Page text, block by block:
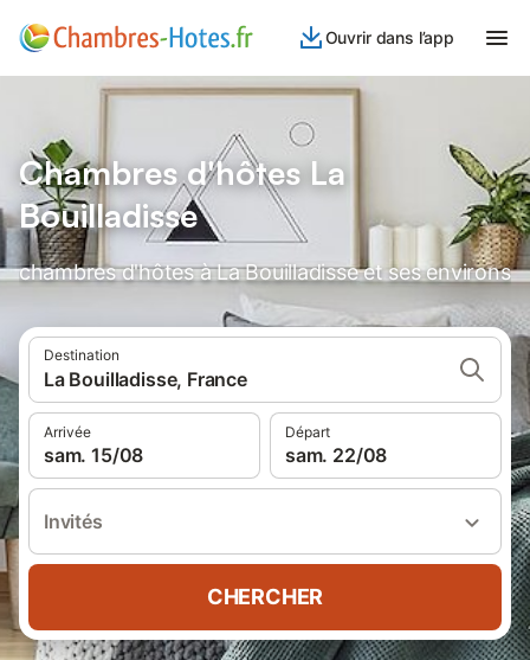
Ouvrir dans l’app
Chambres d'hôtes La
Bouilladisse
chambres d'hôtes à La Bouilladisse et ses environs
Destination
La Bouilladisse, France
Arrivée
sam. 15/08
Départ
sam. 22/08
Invités
CHERCHER